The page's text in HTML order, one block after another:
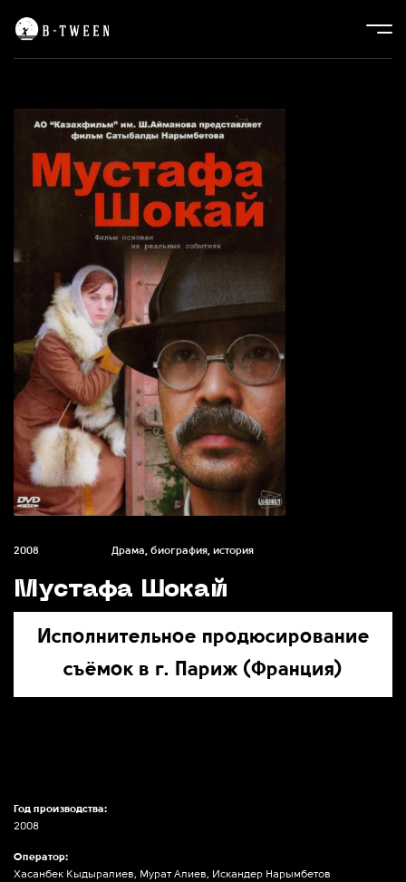
2008 Драма, биография, история
Мустафа Шокай
Исполнительное продюсирование
съёмок в г. Париж (Франция)
Год производства:
2008
Оператор:
Хасанбек Кыдыралиев, Мурат Алиев, Искандер Нарымбетов